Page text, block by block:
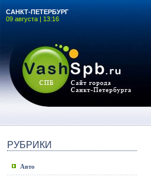
САНКТ-ПЕТЕРБУРГ
09 августа | 13:16
РУБРИКИ
Авто